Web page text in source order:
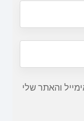
והאתר שלי